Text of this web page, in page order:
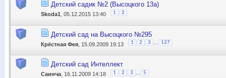
Детский садик №2 (Высоцкого 13а)
Skoda1 , 05.12.2015 13:40 1 2
Детский сад на Высоцкого №295
Крёстная Фея , 15.09.2009 19:13 1 2 3 127
Детский сад Интеллект
Саинча , 16.11.2009 14:18 1 2 3 5